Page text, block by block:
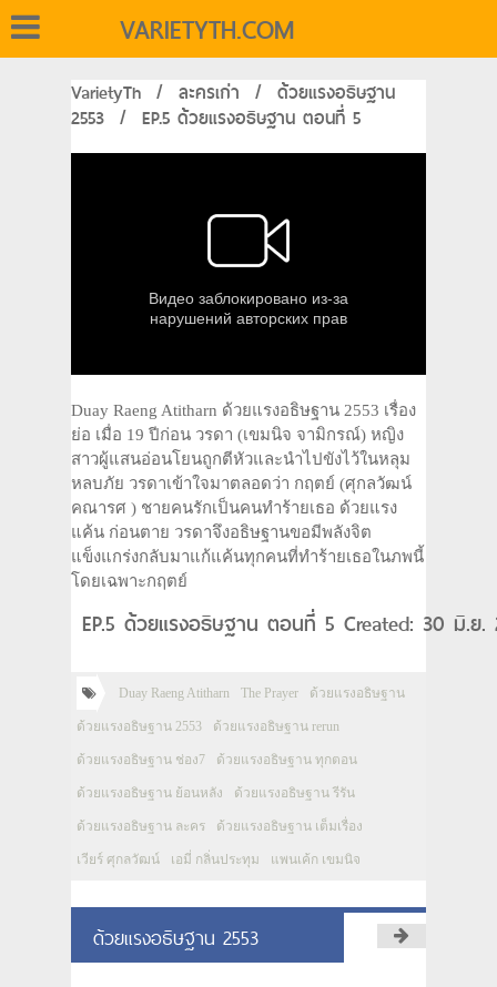
VARIETYTH.COM
VarietyTh / ละครเก่า / ด้วยแรงอธิษฐาน
2553 / EP.5 ด้วยแรงอธิษฐาน ตอนที่ 5
Duay Raeng Atitharn ด้วยแรงอธิษฐาน 2553 เรื่อง
ย่อ เมื่อ 19 ปีก่อน วรดา (เขมนิจ จามิกรณ์) หญิง
สาวผู้แสนอ่อนโยนถูกตีหัวและนำไปขังไว้ในหลุม
หลบภัย วรดาเข้าใจมาตลอดว่า กฤตย์ (ศุกลวัฒน์
คณารศ ) ชายคนรักเป็นคนทำร้ายเธอ ด้วยแรง
แค้น ก่อนตาย วรดาจึงอธิษฐานขอมีพลังจิต
แข็งแกร่งกลับมาแก้แค้นทุกคนที่ทำร้ายเธอในภพนี้
โดยเฉพาะกฤตย์
EP.5 ด้วยแรงอธิษฐาน ตอนที่ 5 Created: 30 มิ.ย.
Duay Raeng Atitharn The Prayer ด้วยแรงอธิษฐาน
ด้วยแรงอธิษฐาน 2553 ด้วยแรงอธิษฐาน rerun
ด้วยแรงอธิษฐาน ช่อง7 ด้วยแรงอธิษฐาน ทุกตอน
ด้วยแรงอธิษฐาน ย้อนหลัง ด้วยแรงอธิษฐาน รีรัน
ด้วยแรงอธิษฐาน ละคร ด้วยแรงอธิษฐาน เต็มเรื่อง
เวียร์ ศุกลวัฒน์ เอมี่ กลิ่นประทุม แพนเค้ก เขมนิจ
ด้วยแรงอธิษฐาน 2553